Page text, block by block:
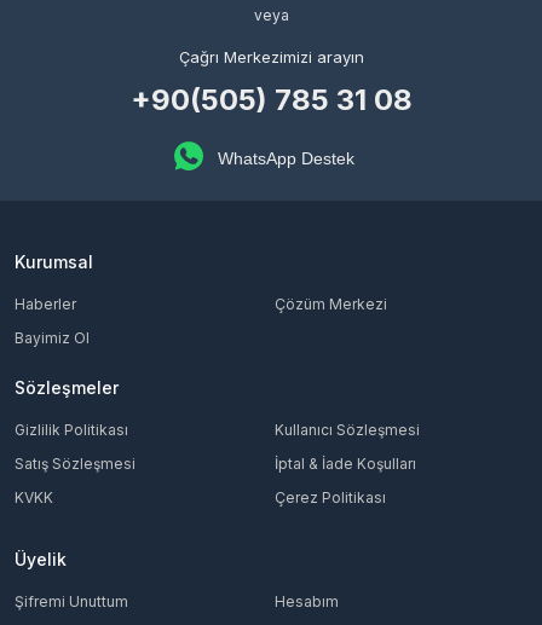
veya
Çağrı Merkezimizi arayın
+90(505) 785 31 08
WhatsApp Destek
Kurumsal
Haberler
Çözüm Merkezi
Bayimiz Ol
Sözleşmeler
Gizlilik Politikası
Kullanıcı Sözleşmesi
Satış Sözleşmesi
İptal & İade Koşulları
KVKK
Çerez Politikası
Üyelik
Şifremi Unuttum
Hesabım